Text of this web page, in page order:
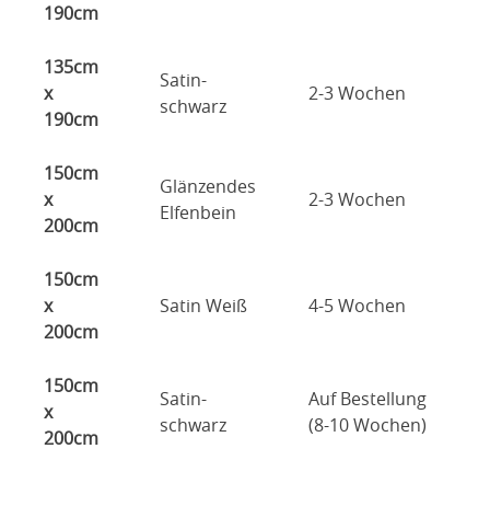
190cm
135cm
x
190cm
Satin-
schwarz
2-3 Wochen
150cm
x
200cm
Glänzendes
Elfenbein
2-3 Wochen
150cm
x
200cm
Satin Weiß 4-5 Wochen
150cm
x
200cm
Satin-
schwarz
Auf Bestellung
(8-10 Wochen)